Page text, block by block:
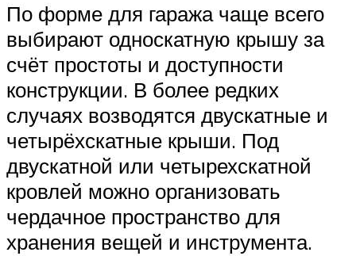
По форме для гаража чаще всего
выбирают односкатную крышу за
счёт простоты и доступности
конструкции. В более редких
случаях возводятся двускатные и
четырёхскатные крыши. Под
двускатной или четырехскатной
кровлей можно организовать
чердачное пространство для
хранения вещей и инструмента.